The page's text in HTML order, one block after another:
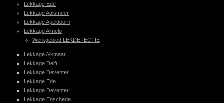
Lekkage Ede
Lekkage Aalsmeer
Lekkage Apeldoorn
Lekkage Almelo
Werkgebied LEKDETECTIE
Lekkage Alkmaar
Lekkage Delft
Lekkage Deventer
Lekkage Ede
Lekkage Deventer
Lekkage Enschede